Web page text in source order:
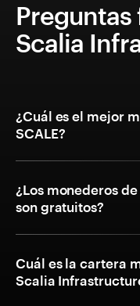
Scalia
¿Cuál es el mejor
SCALE?
¿Los monederos
son gratuitos?
Cuál es la cartera
Scalia